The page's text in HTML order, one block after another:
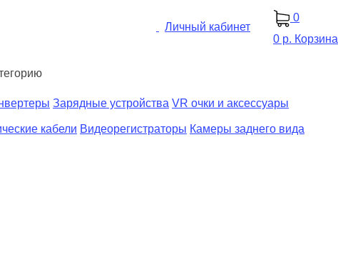
Личный кабинет
0
0 р. Корзина
Зарядные устройства VR очки и аксессуары
кабели Видеорегистраторы Камеры заднего вида